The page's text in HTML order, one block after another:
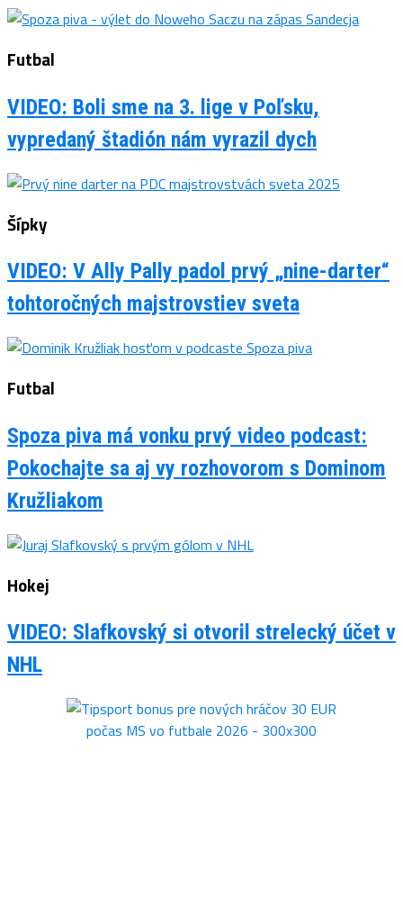
Futbal
VIDEO: Boli sme na 3. lige v Poľsku,
vypredaný štadión nám vyrazil dych
Šípky
VIDEO: V Ally Pally padol prvý „nine-darter“
tohtoročných majstrovstiev sveta
Futbal
Spoza piva má vonku prvý video podcast:
Pokochajte sa aj vy rozhovorom s Dominom
Kružliakom
Hokej
VIDEO: Slafkovský si otvoril strelecký účet v
NHL